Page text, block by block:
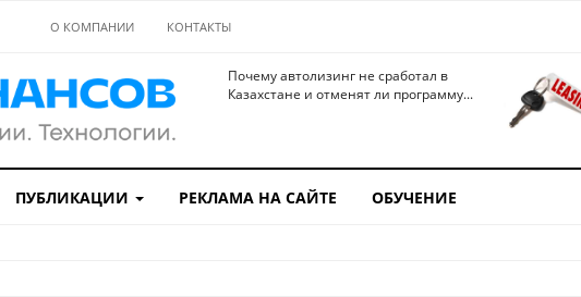
О КОМПАНИИ КОНТАКТЫ
Почему автолизинг не сработал в
Казахстане и отменят ли программу...
ПУБЛИКАЦИИ РЕКЛАМА НА САЙТЕ ОБУЧЕНИЕ